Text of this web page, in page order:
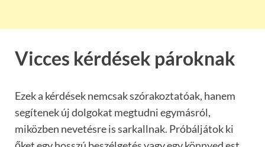
Vicces kérdések pároknak
Ezek a kérdések nemcsak szórakoztatóak, hanem
segítenek új dolgokat megtudni egymásról,
miközben nevetésre is sarkallnak. Próbáljátok ki